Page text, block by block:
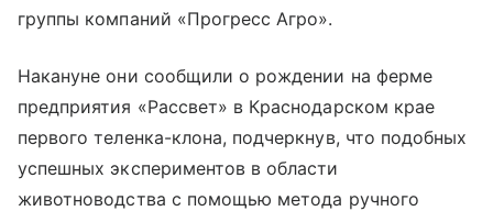
группы компаний «Прогресс Агро».
Накануне они сообщили о рождении на ферме
предприятия «Рассвет» в Краснодарском крае
первого теленка-клона, подчеркнув, что подобных
успешных экспериментов в области
животноводства с помощью метода ручного